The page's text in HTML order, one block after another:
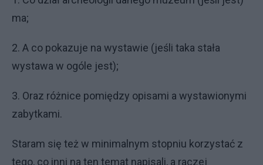
ma;
2. A co pokazuje na wystawie (jeśli taka stała
wystawa w ogóle jest);
3. Oraz różnice pomiędzy opisami a wystawionymi
zabytkami.
Staram się też w minimalnym stopniu korzystać z
tego, co inni na ten temat napisali, a raczej